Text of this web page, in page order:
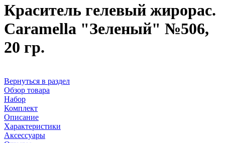
Краситель гелевый жирорас.
Caramella "Зеленый" №506,
20 гр.
Вернуться в раздел
Обзор товара
Набор
Комплект
Описание
Характеристики
Аксессуары